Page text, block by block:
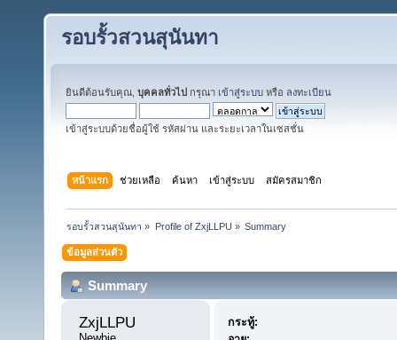
รอบรั้วสวนสุนันทา
ยินดีต้อนรับคุณ, บุคคลทั่วไป กรุณา เข้าสู่ระบบ หรือ ลงทะเบียน
เข้าสู่ระบบด้วยชื่อผู้ใช้ รหัสผ่าน และระยะเวลาในเซสชั่น
หน้าแรก ช่วยเหลือ ค้นหา เข้าสู่ระบบ สมัครสมาชิก
รอบรั้วสวนสุนันทา » Profile of ZxjLLPU » Summary
ข้อมูลส่วนตัว
Summary
ZxjLLPU
กระทู้: